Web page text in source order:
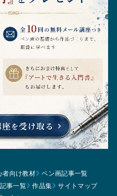
者向け教材
ペン画記事一覧
事一覧 作品集
サイトマップ